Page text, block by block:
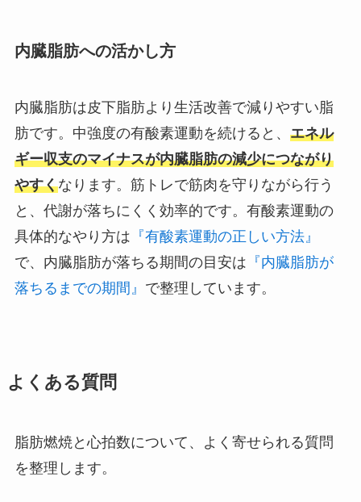
内臓脂肪への活かし方
内臓脂肪は皮下脂肪より生活改善で減りやすい脂
肪です。中強度の有酸素運動を続けると、 エネル
ギー収支のマイナスが内臓脂肪の減少につながり
やすくなります。筋トレで筋肉を守りながら行う
と、代謝が落ちにくく効率的です。有酸素運動の
具体的なやり方は 『有酸素運動の正しい方法』
で、内臓脂肪が落ちる期間の目安は 『内臓脂肪が
落ちるまでの期間』 で整理しています。
よくある質問
脂肪燃焼と心拍数について、よく寄せられる質問
を整理します。